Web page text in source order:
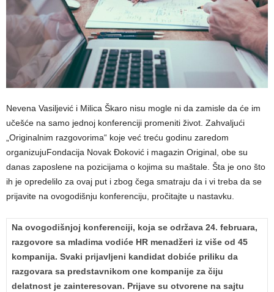
Nevena Vasiljević i Milica Škaro nisu mogle ni da zamisle da će im
učešće na samo jednoj konferenciji promeniti život. Zahvaljući
„Originalnim razgovorima“ koje već treću godinu zaredom
organizujuFondacija Novak Đoković i magazin Original, obe su
danas zaposlene na pozicijama o kojima su maštale. Šta je ono što
ih je opredelilo za ovaj put i zbog čega smatraju da i vi treba da se
prijavite na ovogodišnju konferenciju, pročitajte u nastavku.
Na ovogodišnjoj konferenciji, koja se održava 24. februara,
razgovore sa mladima vodiće HR menadžeri iz više od 45
kompanija. Svaki prijavljeni kandidat dobiće priliku da
razgovara sa predstavnikom one kompanije za čiju
delatnost je zainteresovan. Prijave su otvorene na sajtu